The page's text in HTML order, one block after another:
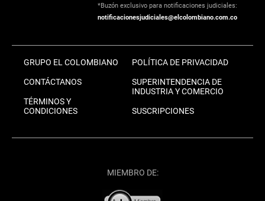
*Buzón exclusivo para notificaciones judiciales:
notificacionesjudiciales@elcolombiano.com.co
GRUPO EL COLOMBIANO
CONTÁCTANOS
TÉRMINOS Y
CONDICIONES
POLÍTICA DE PRIVACIDAD
SUPERINTENDENCIA DE
INDUSTRIA Y COMERCIO
SUSCRIPCIONES
MIEMBRO DE: